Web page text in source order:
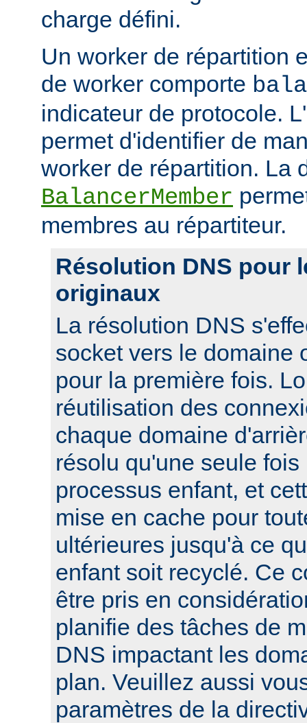
charge défini.
Un worker de répartition
de worker comporte
indicateur de protocole.
permet d'identifier de
worker de répartition. La
BalancerMember
membres au répartiteur.
Résolution DNS pour
originaux
La résolution DNS
socket vers le domaine
pour la première fois.
réutilisation des
chaque domaine
résolu qu'une seule
processus enfant, et
mise en cache pour
ultérieures jusqu'à ce
enfant soit recyclé. Ce
être pris en
planifie des tâches de
DNS impactant les
plan. Veuillez aussi
paramètres de la